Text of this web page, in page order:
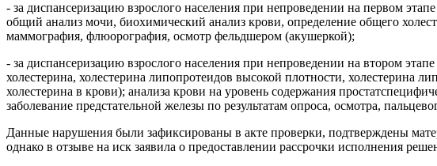
- за диспансеризацию взрослого населения при непроведении на первом
общий анализ мочи, биохимический анализ крови, определение общего
маммография, флюорография, осмотр фельдшером (акушеркой);
- за диспансеризацию взрослого населения при непроведении на втором
холестерина, холестерина липопротеидов высокой плотности,
холестерина в крови); анализа крови на уровень содержания
заболевание предстательной железы по результатам опроса, осмотра,
Данные нарушения были зафиксированы в акте проверки, подтверждены
однако в отзыве на иск заявила о предоставлении рассрочки исполнения